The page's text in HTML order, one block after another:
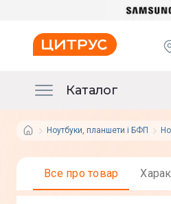
Каталог
Ноутбуки, планшети і БФП
Все про товар